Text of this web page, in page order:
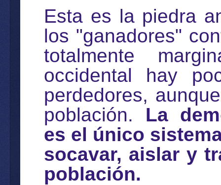
Esta es la piedra
los "ganadores"
totalmente
occidental hay
perdedores,
población. La
es el único
socavar, aislar y
población.